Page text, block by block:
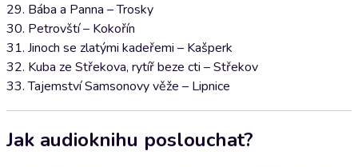
29. Bába a Panna – Trosky
30. Petrovští – Kokořín
31. Jinoch se zlatými kadeřemi – Kašperk
32. Kuba ze Střekova, rytíř beze cti – Střekov
33. Tajemství Samsonovy věže – Lipnice
Jak audioknihu poslouchat?